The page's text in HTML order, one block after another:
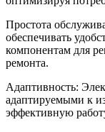
Простота
обеспечивать
компонентам для
ремонта.
Адаптивность:
адаптируемыми к
эффективную